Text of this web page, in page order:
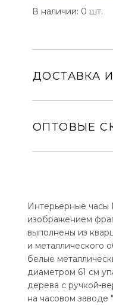
В наличии: 0 шт.
ДОСТАВКА
ОПТОВЫЕ
Интерьерные часы
изображением
выполнены из
и металлического
белые
диаметром 61 см
дерева с ручкой-
на часовом заводе